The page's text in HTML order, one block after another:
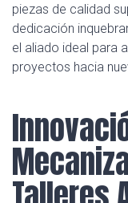
piezas de calidad
dedicación
el aliado ideal para
proyectos hacia